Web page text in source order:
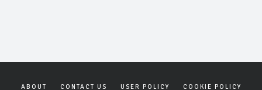
ABOUT CONTACT US USER POLICY COOKIE POLICY